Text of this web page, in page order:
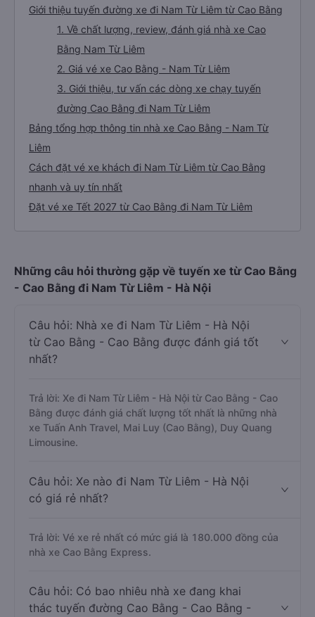
Giới thiệu tuyến đường xe đi Nam Từ Liêm từ Cao Bằng
1. Về chất lượng, review, đánh giá nhà xe Cao
Bằng Nam Từ Liêm
2. Giá vé xe Cao Bằng - Nam Từ Liêm
3. Giới thiệu, tư vấn các dòng xe chạy tuyến
đường Cao Bằng đi Nam Từ Liêm
Bảng tổng hợp thông tin nhà xe Cao Bằng - Nam Từ
Liêm
Cách đặt vé xe khách đi Nam Từ Liêm từ Cao Bằng
nhanh và uy tín nhất
Đặt vé xe Tết 2027 từ Cao Bằng đi Nam Từ Liêm
Những câu hỏi thường gặp về tuyến xe từ Cao Bằng
- Cao Bằng đi Nam Từ Liêm - Hà Nội
Câu hỏi: Nhà xe đi Nam Từ Liêm - Hà Nội
từ Cao Bằng - Cao Bằng được đánh giá tốt
nhất?
Trả lời: Xe đi Nam Từ Liêm - Hà Nội từ Cao Bằng - Cao
Bằng được đánh giá chất lượng tốt nhất là những nhà
xe Tuấn Anh Travel, Mai Luy (Cao Bằng), Duy Quang
Limousine.
Câu hỏi: Xe nào đi Nam Từ Liêm - Hà Nội
có giá rẻ nhất?
Trả lời: Vé xe rẻ nhất có mức giá là 180.000 đồng của
nhà xe Cao Bằng Express.
Câu hỏi: Có bao nhiêu nhà xe đang khai
thác tuyến đường Cao Bằng - Cao Bằng -